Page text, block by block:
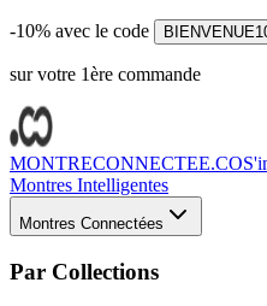
-10% avec le code
sur votre 1ère commande
MONTRECONNECTEE.CO
Montres Intelligentes
Montres Connectées
Par Collections